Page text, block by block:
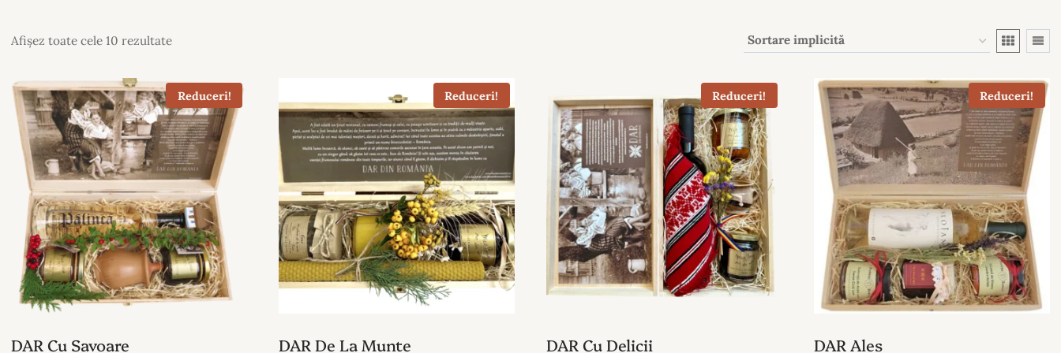
Afișez toate cele 10 rezultate
Reduceri!
DAR Cu Savoare
Reduceri!
DAR De La Munte
Reduceri!
DAR Cu Delicii
Reduceri!
DAR Ales